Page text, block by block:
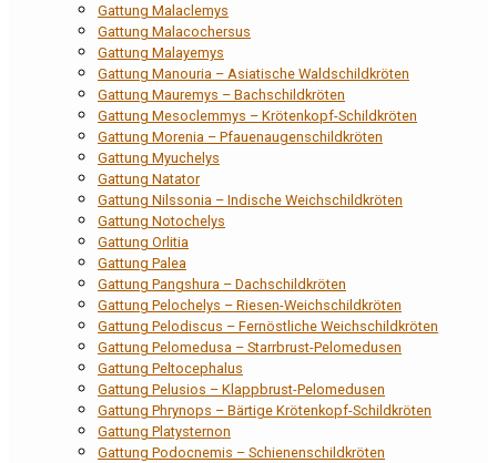
Gattung Malaclemys
Gattung Malacochersus
Gattung Malayemys
Gattung Manouria – Asiatische Waldschildkröten
Gattung Mauremys – Bachschildkröten
Gattung Mesoclemmys – Krötenkopf-Schildkröten
Gattung Morenia – Pfauenaugenschildkröten
Gattung Myuchelys
Gattung Natator
Gattung Nilssonia – Indische Weichschildkröten
Gattung Notochelys
Gattung Orlitia
Gattung Palea
Gattung Pangshura – Dachschildkröten
Gattung Pelochelys – Riesen-Weichschildkröten
Gattung Pelodiscus – Fernöstliche Weichschildkröten
Gattung Pelomedusa – Starrbrust-Pelomedusen
Gattung Peltocephalus
Gattung Pelusios – Klappbrust-Pelomedusen
Gattung Phrynops – Bärtige Krötenkopf-Schildkröten
Gattung Platysternon
Gattung Podocnemis – Schienenschildkröten